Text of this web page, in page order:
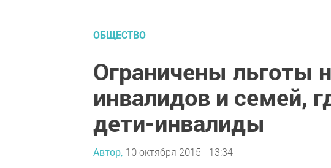
ОБЩЕСТВО
Ограничены льготы
инвалидов и семей,
дети-инвалиды
Автор, 10 октября 2015 - 13:34